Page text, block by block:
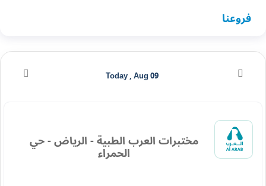
فروعنا
مختبرات العرب الطبية - الرياض - حي
الحمراء